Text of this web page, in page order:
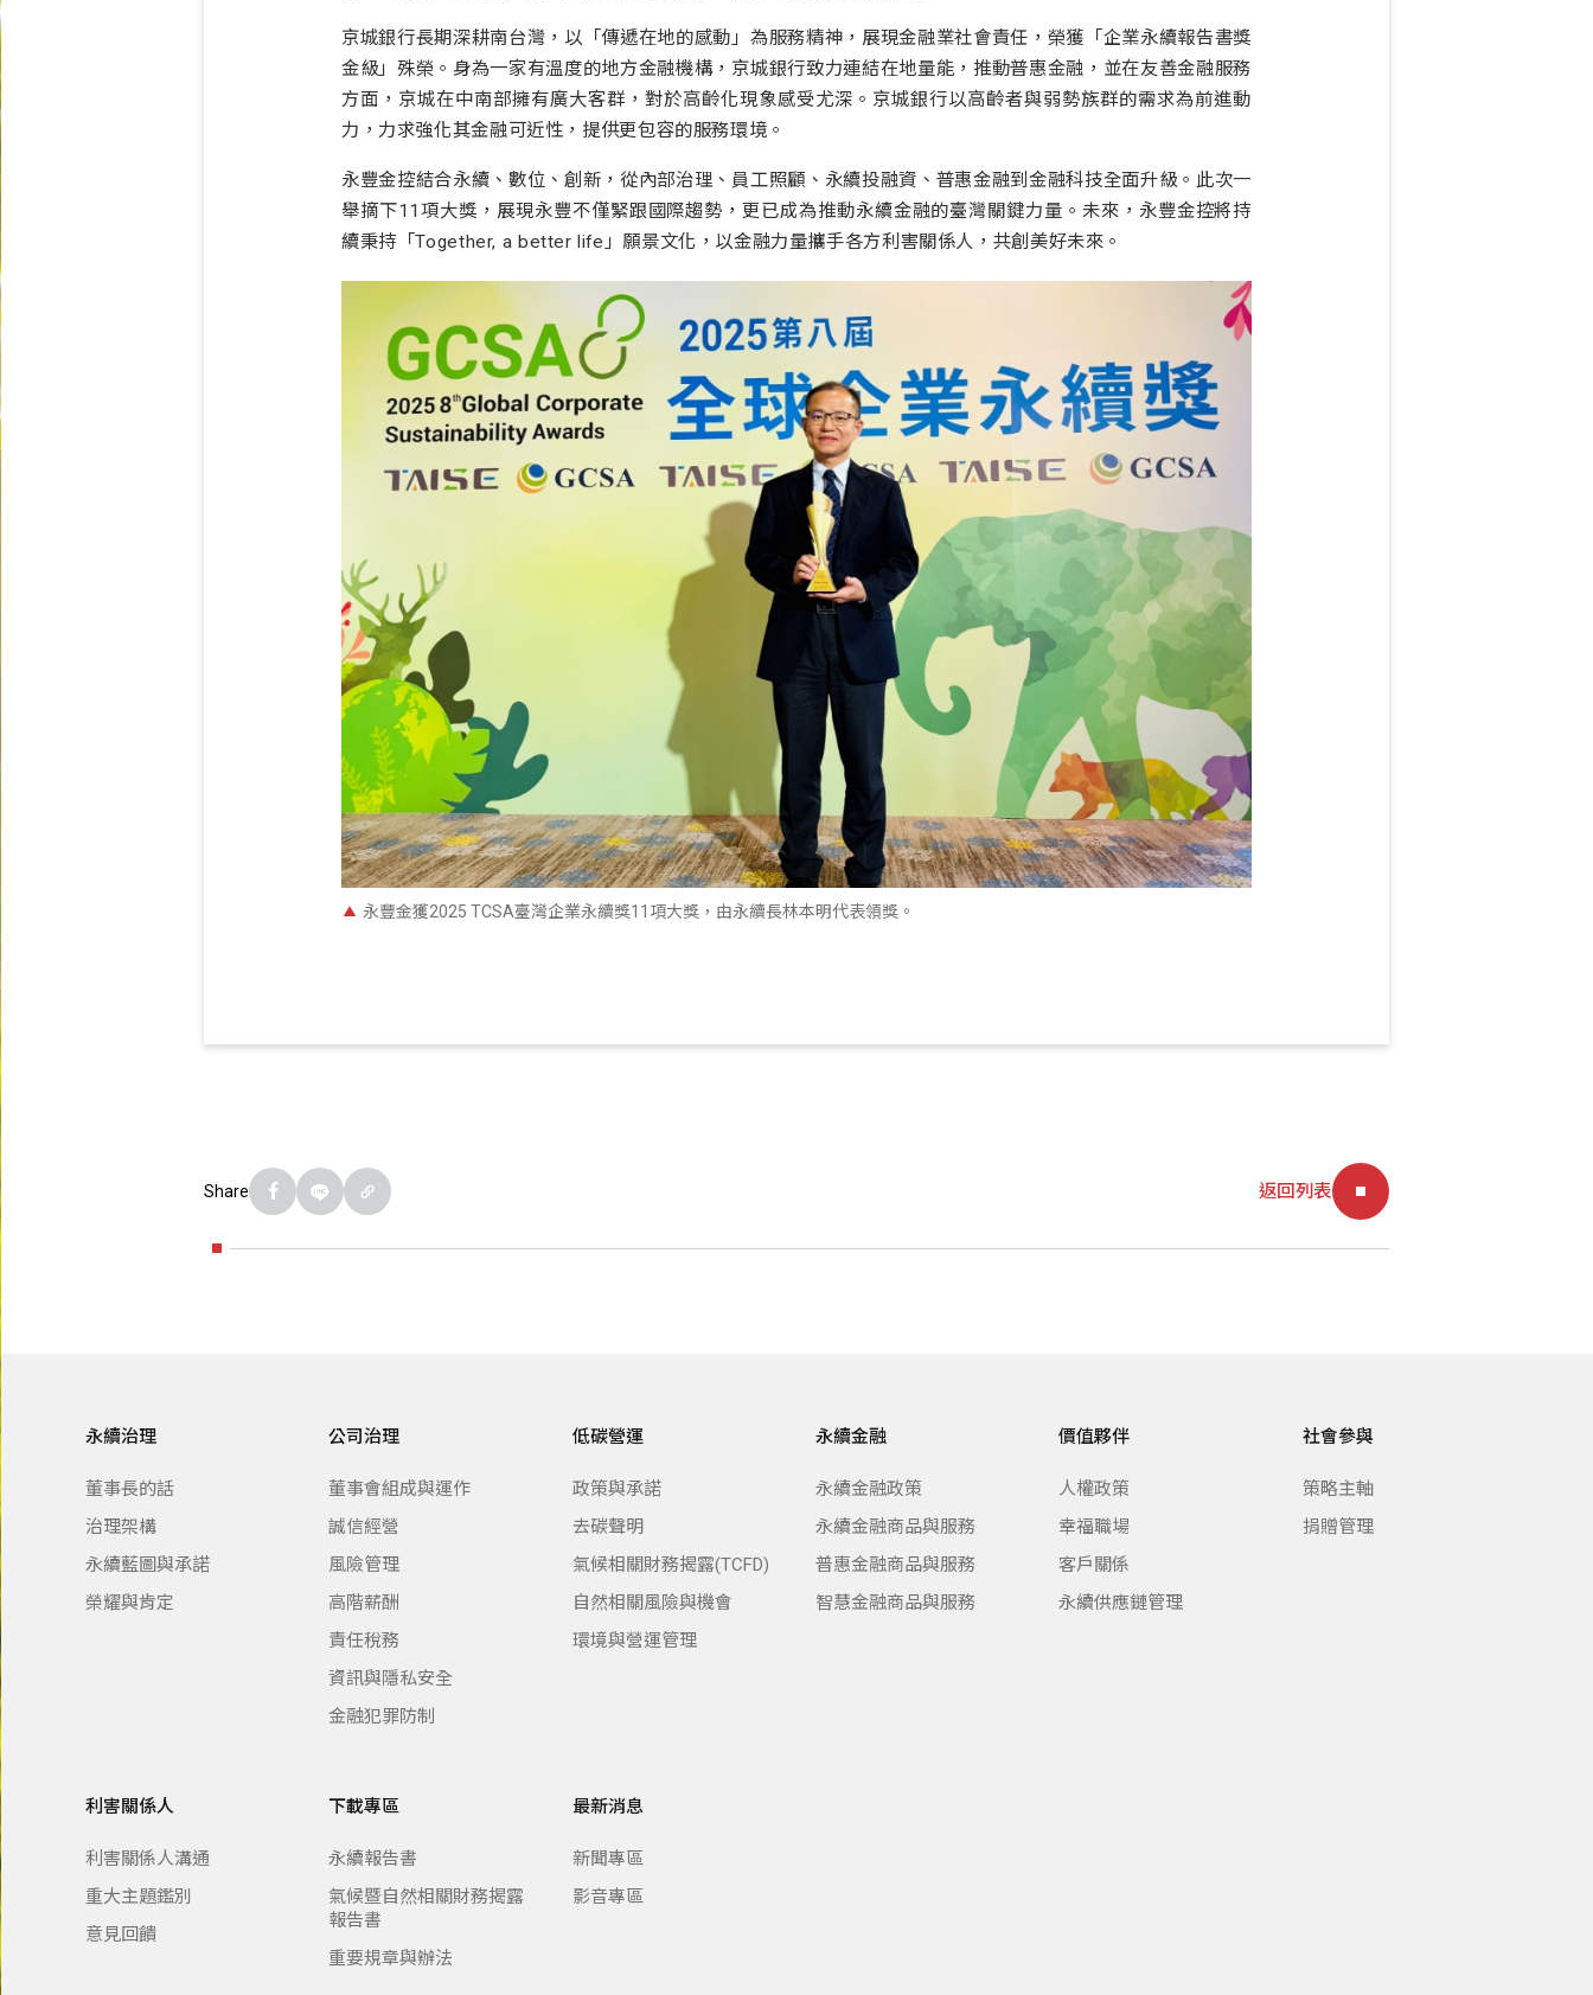
京城銀行長期深耕南台灣，以「傳遞在地的感動」為服務精神，展現金融業社會責任，榮獲「企業永續報告書獎
金級」殊榮。身為一家有溫度的地方金融機構，京城銀行致力連結在地量能，推動普惠金融，並在友善金融服務
方面，京城在中南部擁有廣大客群，對於高齡化現象感受尤深。京城銀行以高齡者與弱勢族群的需求為前進動
力，力求強化其金融可近性，提供更包容的服務環境。
永豐金控結合永續、數位、創新，從內部治理、員工照顧、永續投融資、普惠金融到金融科技全面升級。此次一
舉摘下11項大獎，展現永豐不僅緊跟國際趨勢，更已成為推動永續金融的臺灣關鍵力量。未來，永豐金控將持
續秉持「Together, a better life」願景文化，以金融力量攜手各方利害關係人，共創美好未來。
永豐金獲2025 TCSA臺灣企業永續獎11項大獎，由永續長林本明代表領獎。
Share 返回列表
永續治理
董事長的話
治理架構
永續藍圖與承諾
榮耀與肯定
公司治理
董事會組成與運作
誠信經營
風險管理
高階薪酬
責任稅務
資訊與隱私安全
金融犯罪防制
低碳營運
政策與承諾
去碳聲明
氣候相關財務揭露(TCFD)
自然相關風險與機會
環境與營運管理
永續金融
永續金融政策
永續金融商品與服務
普惠金融商品與服務
智慧金融商品與服務
價值夥伴
人權政策
幸福職場
客戶關係
永續供應鏈管理
社會參與
策略主軸
捐贈管理
利害關係人
利害關係人溝通
重大主題鑑別
意見回饋
下載專區
永續報告書
氣候暨自然相關財務揭露
報告書
重要規章與辦法
最新消息
新聞專區
影音專區